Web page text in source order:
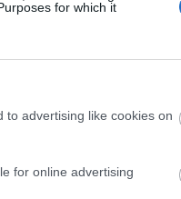
for which it
to advertising like cookies on
for online advertising